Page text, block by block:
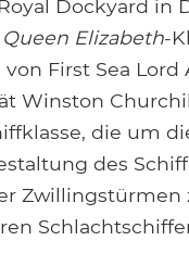
Dockyard
Queen Elizabeth-
First Sea
Winston
die um
des